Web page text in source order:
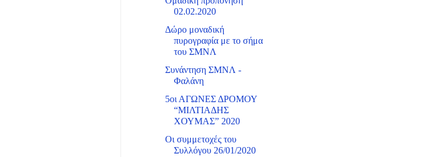
02.02.2020
Δώρο μοναδική
πυρογραφία με το σήμα
του ΣΜΝΛ
Συνάντηση ΣΜΝΛ -
Φαλάνη
5οι ΑΓΩΝΕΣ ΔΡΟΜΟΥ
“ΜΙΛΤΙΑΔΗΣ
ΧΟΥΜΑΣ” 2020
Οι συμμετοχές του
Συλλόγου 26/01/2020